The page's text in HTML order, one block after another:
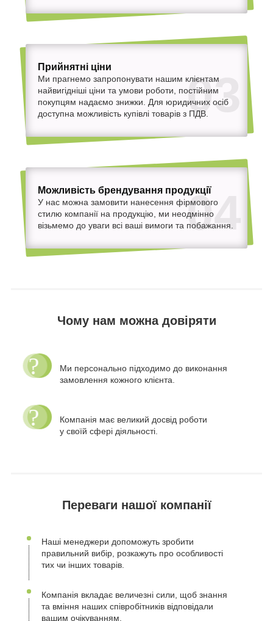
03
Прийнятні ціни
Ми прагнемо запропонувати нашим клієнтам
найвигідніші ціни та умови роботи, постійним
покупцям надаємо знижки. Для юридичних осіб
доступна можливість купівлі товарів з ПДВ.
04
Можливість брендування продукції
У нас можна замовити нанесення фірмового
стилю компанії на продукцію, ми неодмінно
візьмемо до уваги всі ваші вимоги та побажання.
Чому нам можна довіряти
Ми персонально підходимо до виконання
замовлення кожного клієнта.
Компанія має великий досвід роботи
у своїй сфері діяльності.
Переваги нашої компанії
Наші менеджери допоможуть зробити
правильний вибір, розкажуть про особливості
тих чи інших товарів.
Компанія вкладає величезні сили, щоб знання
та вміння наших співробітників відповідали
вашим очікуванням.